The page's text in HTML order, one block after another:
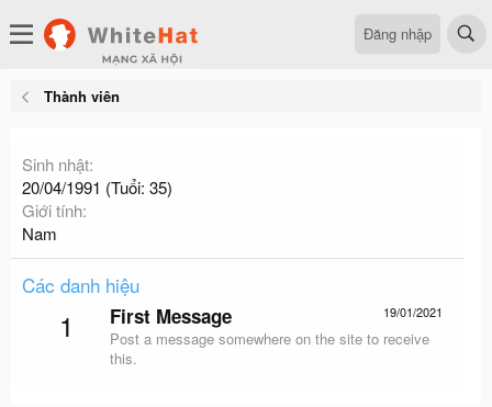
Đăng nhập
Thành viên
Sinh nhật
20/04/1991 (Tuổi: 35)
Giới tính
Nam
Các danh hiệu
1 19/01/2021
First Message
Post a message somewhere on the site to receive
this.